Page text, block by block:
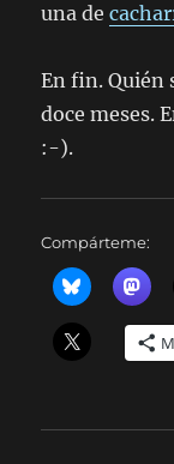
una de
En fin. Quién
doce meses.
:-).
Compárteme: